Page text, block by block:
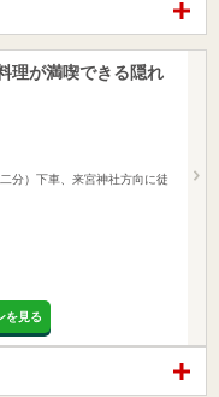
理が満喫できる隠れ
分）下車、来宮神社方向に徒
を見る